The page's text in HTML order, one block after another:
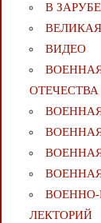
В
ВИДЕО
ОТЕЧЕСТВА
ЛЕКТОРИЙ